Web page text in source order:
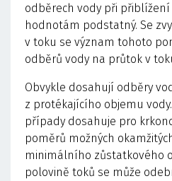
odběrech vody při
hodnotám podstatný. Se
v toku se význam tohoto
odběrů vody na průtok v
Obvykle dosahují odběry
z protékajícího objemu
případy dosahuje pro
poměrů možných
minimálního zůstatkového
polovině toků se může